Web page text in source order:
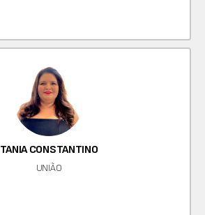
TANIA CONSTANTINO
UNIÃO